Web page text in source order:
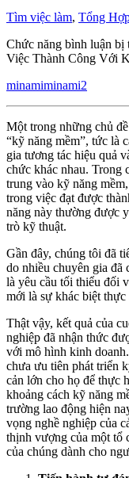
Tìm việc làm, Tổng
Chức năng bình luận bị
Việc Thành Công Với
minamiminami2
Một trong những chủ
“kỹ năng mềm”, tức là
gia tương tác hiệu quả
chức khác nhau. Trong
trung vào kỹ năng
trong việc đạt được
năng này thường được
trò kỹ thuật.
Gần đây, chúng tôi đã
do nhiều chuyên gia đã
là yêu cầu tối thiểu đối
mới là sự khác biệt thực
Thật vậy, kết quả của
nghiệp đã nhận thức
với mô hình kinh
chưa ưu tiên phát triển
cản lớn cho họ để thực
khoảng cách kỹ năng
trường lao động hiện
vọng nghề nghiệp của
thịnh vượng của một tổ
của chúng dành cho